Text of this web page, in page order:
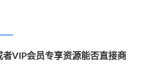
者VIP会员专享资源能否直接商